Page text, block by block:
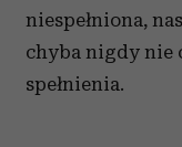
niespełniona,
chyba nigdy nie
spełnienia.